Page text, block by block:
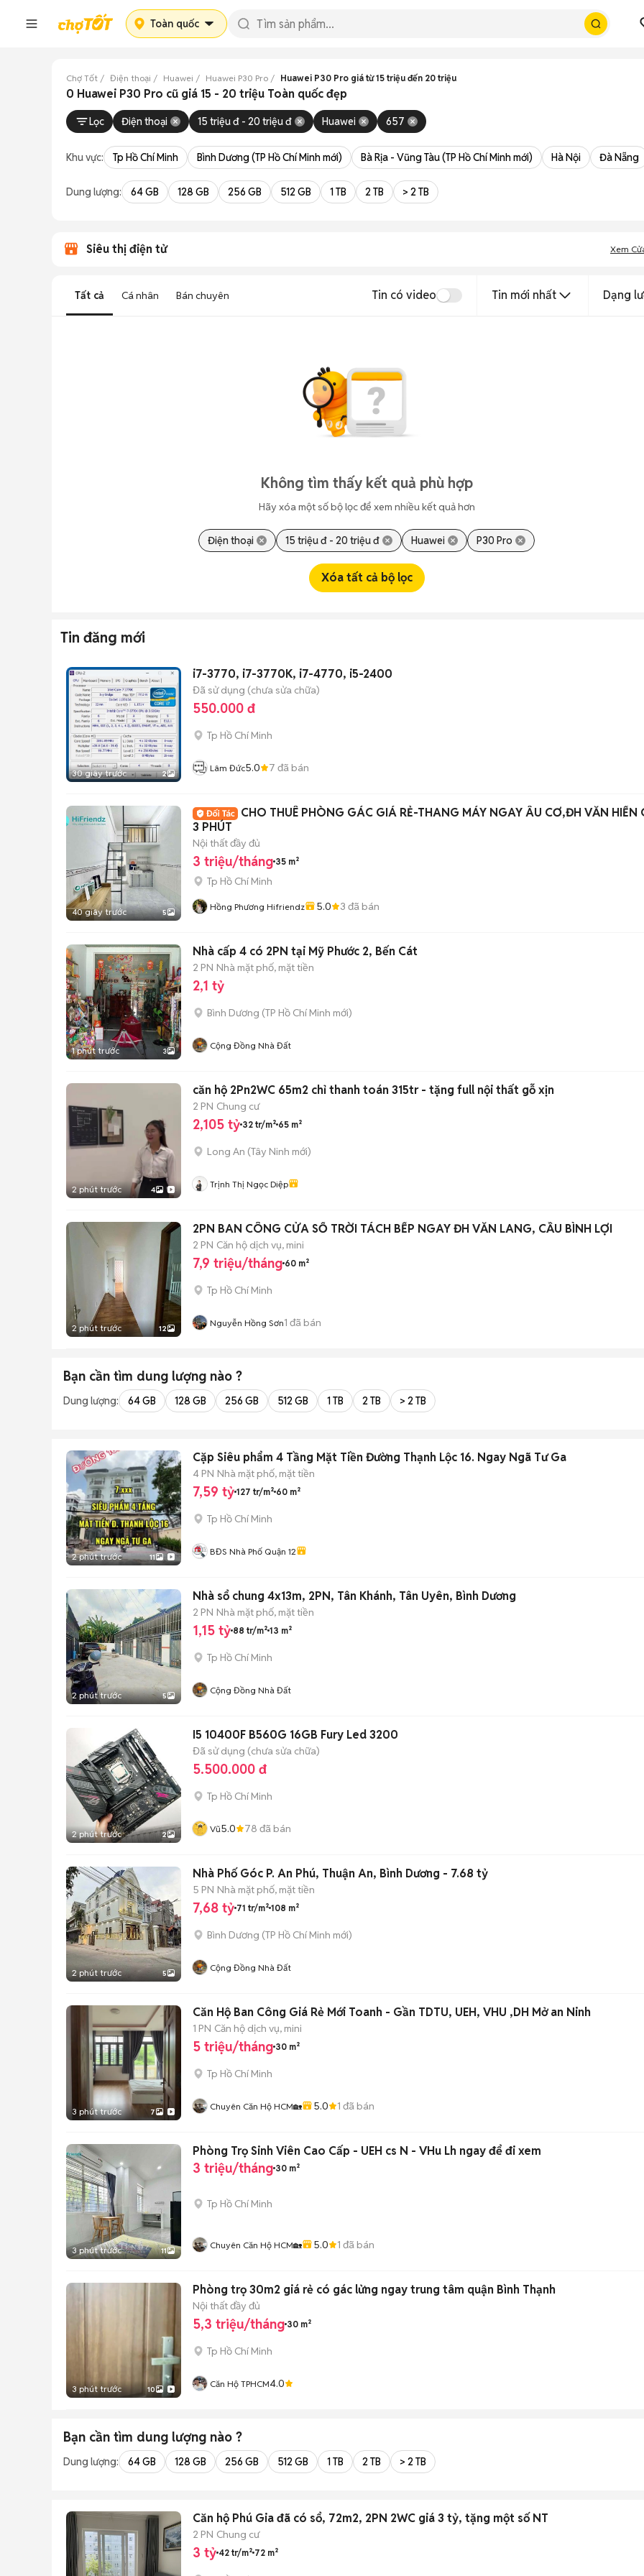
Toàn quốc
Chợ Tốt Điện thoại Huawei Huawei P30 Pro Huawei P30 Pro giá từ 15 triệu đến 20 triệu
0 Huawei P30 Pro cũ giá 15 - 20 triệu Toàn quốc đẹp
Lọc Điện thoại 15 triệu đ - 20 triệu đ Huawei 657
Khu vực: Tp Hồ Chí Minh Bình Dương (TP Hồ Chí Minh mới) Bà Rịa - Vũng Tàu (TP Hồ Chí Minh mới) Hà Nội Đà Nẵng
Dung lượng: 64 GB 128 GB 256 GB 512 GB 1 TB 2 TB > 2 TB
Siêu thị điện tử Xem
Tất cả Cá nhân Bán chuyên Tin có video Tin mới nhất Dạng
Không tìm thấy kết quả phù hợp
Hãy xóa một số bộ lọc để xem nhiều kết quả hơn
Điện thoại 15 triệu đ - 20 triệu đ Huawei P30 Pro
Xóa tất cả bộ lọc
Tin đăng mới
30 giây trước 2
i7-3770, i7-3770K, i7-4770, i5-2400
Đã sử dụng (chưa sửa chữa)
550.000 đ
Tp Hồ Chí Minh
Lâm Đức5.0 7 đã bán
40 giây trước 5
CHO THUÊ PHÒNG GÁC GIÁ RẺ-THANG MÁY NGAY ÂU CƠ,ĐH VĂN HIẾN
3 PHÚT
Nội thất đầy đủ
3 triệu/tháng 35 m²
Tp Hồ Chí Minh
Hồng Phương Hifriendz 5.0 3 đã bán
1 phút trước 3
Nhà cấp 4 có 2PN tại Mỹ Phước 2, Bến Cát
2 PN Nhà mặt phố, mặt tiền
2,1 tỷ
Bình Dương (TP Hồ Chí Minh mới)
Cộng Đồng Nhà Đất
2 phút trước 4
căn hộ 2Pn2WC 65m2 chỉ thanh toán 315tr - tặng full nội thất gỗ xịn
2 PN Chung cư
2,105 tỷ 32 tr/m² 65 m²
Long An (Tây Ninh mới)
Trịnh Thị Ngọc Diệp
2 phút trước 12
2PN BAN CÔNG CỬA SỔ TRỜI TÁCH BẾP NGAY ĐH VĂN LANG, CẦU BÌNH LỢI
2 PN Căn hộ dịch vụ, mini
7,9 triệu/tháng 60 m²
Tp Hồ Chí Minh
Nguyễn Hồng Sơn1 đã bán
Bạn cần tìm dung lượng nào ?
Dung lượng: 64 GB 128 GB 256 GB 512 GB 1 TB 2 TB > 2 TB
2 phút trước 11
Cặp Siêu phẩm 4 Tầng Mặt Tiền Đường Thạnh Lộc 16. Ngay Ngã Tư Ga
4 PN Nhà mặt phố, mặt tiền
7,59 tỷ 127 tr/m² 60 m²
Tp Hồ Chí Minh
BĐS Nhà Phố Quận 12
2 phút trước 5
Nhà sổ chung 4x13m, 2PN, Tân Khánh, Tân Uyên, Bình Dương
2 PN Nhà mặt phố, mặt tiền
1,15 tỷ 88 tr/m² 13 m²
Tp Hồ Chí Minh
Cộng Đồng Nhà Đất
2 phút trước 2
I5 10400F B560G 16GB Fury Led 3200
Đã sử dụng (chưa sửa chữa)
5.500.000 đ
Tp Hồ Chí Minh
Vũ5.0 78 đã bán
2 phút trước 5
Nhà Phố Góc P. An Phú, Thuận An, Bình Dương - 7.68 tỷ
5 PN Nhà mặt phố, mặt tiền
7,68 tỷ 71 tr/m² 108 m²
Bình Dương (TP Hồ Chí Minh mới)
Cộng Đồng Nhà Đất
3 phút trước 7
Căn Hộ Ban Công Giá Rẻ Mới Toanh - Gần TDTU, UEH, VHU ,DH Mở an Ninh
1 PN Căn hộ dịch vụ, mini
5 triệu/tháng 30 m²
Tp Hồ Chí Minh
Chuyên Căn Hộ HCM🏡 5.0 1 đã bán
3 phút trước 11
Phòng Trọ Sinh Viên Cao Cấp - UEH cs N - VHu Lh ngay để đi xem
3 triệu/tháng 30 m²
Tp Hồ Chí Minh
Chuyên Căn Hộ HCM🏡 5.0 1 đã bán
3 phút trước 10
Phòng trọ 30m2 giá rẻ có gác lửng ngay trung tâm quận Bình Thạnh
Nội thất đầy đủ
5,3 triệu/tháng 30 m²
Tp Hồ Chí Minh
Căn Hộ TPHCM4.0
Bạn cần tìm dung lượng nào ?
Dung lượng: 64 GB 128 GB 256 GB 512 GB 1 TB 2 TB > 2 TB
Căn hộ Phú Gia đã có sổ, 72m2, 2PN 2WC giá 3 tỷ, tặng một số NT
2 PN Chung cư
3 tỷ 42 tr/m² 72 m²